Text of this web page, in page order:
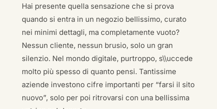
Hai presente quella sensazione che si prova
quando si entra in un negozio bellissimo, curato
nei minimi dettagli, ma completamente vuoto?
Nessun cliente, nessun brusio, solo un gran
silenzio. Nel mondo digitale, purtroppo, s\\uccede
molto più spesso di quanto pensi. Tantissime
aziende investono cifre importanti per “farsi il sito
nuovo”, solo per poi ritrovarsi con una bellissima